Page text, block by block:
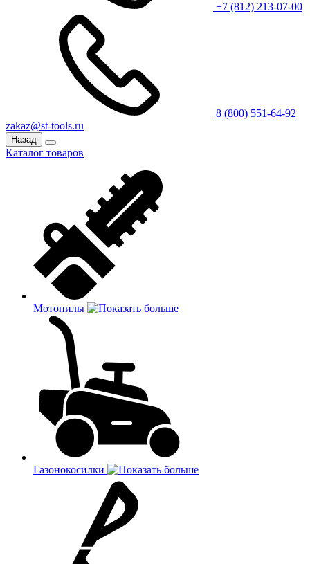
+7 (812) 213-07-00
8 (800) 551-64-92
zakaz@st-tools.ru
Назад
Каталог товаров
Мотопилы
Газонокосилки